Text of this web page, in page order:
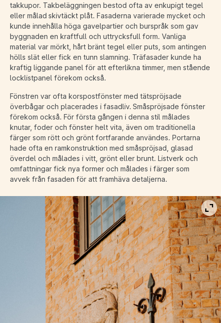
takkupor. Takbeläggningen bestod ofta av enkupigt tegel
eller målad skivtäckt plåt. Fasaderna varierade mycket och
kunde innehålla höga gavelpartier och burspråk som gav
byggnaden en kraftfull och uttrycksfull form. Vanliga
material var mörkt, hårt bränt tegel eller puts, som antingen
hölls slät eller fick en tunn slamning. Träfasader kunde ha
kraftig liggande panel för att efterlikna timmer, men stående
locklistpanel förekom också.
Fönstren var ofta korspostfönster med tätspröjsade
överbågar och placerades i fasadliv. Småspröjsade fönster
förekom också. För första gången i denna stil målades
knutar, foder och fönster helt vita, även om traditionella
färger som rött och grönt fortfarande användes. Portarna
hade ofta en ramkonstruktion med småspröjsad, glasad
överdel och målades i vitt, grönt eller brunt. Listverk och
omfattningar fick nya former och målades i färger som
avvek från fasaden för att framhäva detaljerna.